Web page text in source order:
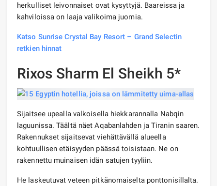
herkulliset leivonnaiset ovat kysyttyjä. Baareissa ja
kahviloissa on laaja valikoima juomia.
Katso Sunrise Crystal Bay Resort – Grand Selectin
retkien hinnat
Rixos Sharm El Sheikh 5*
Sijaitsee upealla valkoisella hiekkarannalla Nabqin
laguunissa. Täältä näet Aqabanlahden ja Tiranin saaren.
Rakennukset sijaitsevat viehättävällä alueella
kohtuullisen etäisyyden päässä toisistaan. Ne on
rakennettu muinaisen idän satujen tyyliin.
He laskeutuvat veteen pitkänomaiselta ponttonisillalta.